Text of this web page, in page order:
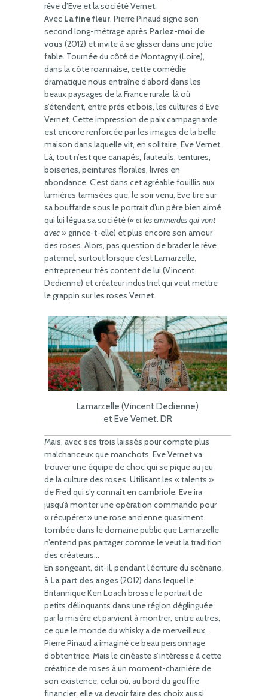
rêve d’Eve et la société Vernet.
Avec La fine fleur, Pierre Pinaud signe son
second long-métrage après Parlez-moi de
vous (2012) et invite à se glisser dans une jolie
fable. Tournée du côté de Montagny (Loire),
dans la côte roannaise, cette comédie
dramatique nous entraîne d’abord dans les
beaux paysages de la France rurale, là où
s’étendent, entre prés et bois, les cultures d’Eve
Vernet. Cette impression de paix campagnarde
est encore renforcée par les images de la belle
maison dans laquelle vit, en solitaire, Eve Vernet.
Là, tout n’est que canapés, fauteuils, tentures,
boiseries, peintures florales, livres en
abondance. C’est dans cet agréable fouillis aux
lumières tamisées que, le soir venu, Eve tire sur
sa bouffarde sous le portrait d’un père bien aimé
qui lui légua sa société (« et les emmerdes qui vont
avec » grince-t-elle) et plus encore son amour
des roses. Alors, pas question de brader le rêve
paternel, surtout lorsque c’est Lamarzelle,
entrepreneur très content de lui (Vincent
Dedienne) et créateur industriel qui veut mettre
le grappin sur les roses Vernet.
Lamarzelle (Vincent Dedienne)
et Eve Vernet. DR
Mais, avec ses trois laissés pour compte plus
malchanceux que manchots, Eve Vernet va
trouver une équipe de choc qui se pique au jeu
de la culture des roses. Utilisant les « talents »
de Fred qui s’y connaît en cambriole, Eve ira
jusqu’à monter une opération commando pour
« récupérer » une rose ancienne quasiment
tombée dans le domaine public que Lamarzelle
n’entend pas partager comme le veut la tradition
des créateurs…
En songeant, dit-il, pendant l’écriture du scénario,
à La part des anges (2012) dans lequel le
Britannique Ken Loach brosse le portrait de
petits délinquants dans une région déglinguée
par la misère et parvient à montrer, entre autres,
ce que le monde du whisky a de merveilleux,
Pierre Pinaud a imaginé ce beau personnage
d’obtentrice. Mais le cinéaste s’intéresse à cette
créatrice de roses à un moment-charnière de
son existence, celui où, au bord du gouffre
financier, elle va devoir faire des choix aussi